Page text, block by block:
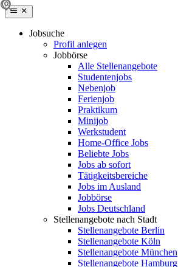
Jobsuche
Profil anlegen
Jobbörse
Alle Stellenangebote
Studentenjobs
Nebenjob
Ferienjob
Praktikum
Minijob
Werkstudent
Home-Office Jobs
Beliebte Jobs
Jobs ab sofort
Tätigkeitsbereiche
Jobs im Ausland
Jobbörse
Jobs Deutschland
Stellenangebote nach Stadt
Stellenangebote Berlin
Stellenangebote Köln
Stellenangebote München
Stellenangebote Hamburg